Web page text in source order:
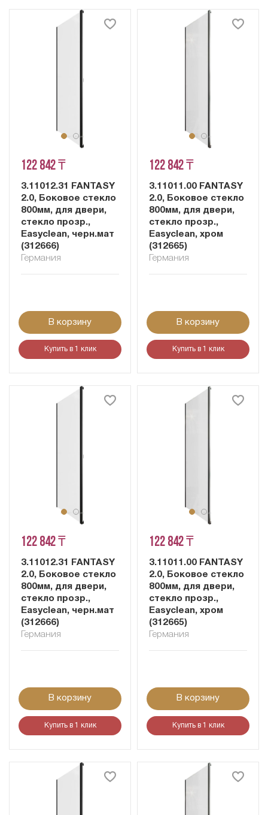
122 842 ₸
3.11012.31 FANTASY
2.0, Боковое стекло
800мм, для двери,
стекло прозр.,
Easyclean, черн.мат
(312666)
Германия
В корзину
Купить в 1 клик
122 842 ₸
3.11011.00 FANTASY
2.0, Боковое стекло
800мм, для двери,
стекло прозр.,
Easyclean, хром
(312665)
Германия
В корзину
Купить в 1 клик
122 842 ₸
3.11012.31 FANTASY
2.0, Боковое стекло
800мм, для двери,
стекло прозр.,
Easyclean, черн.мат
(312666)
Германия
В корзину
Купить в 1 клик
122 842 ₸
3.11011.00 FANTASY
2.0, Боковое стекло
800мм, для двери,
стекло прозр.,
Easyclean, хром
(312665)
Германия
В корзину
Купить в 1 клик